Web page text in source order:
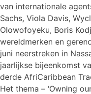
van internationale
Sachs, Viola Davis,
Olowofoyeku, Boris
wereldmerken en
juni neerstreken in
jaarlijkse bijeenkomst
derde AfriCaribbean
Het thema – ‘Owning